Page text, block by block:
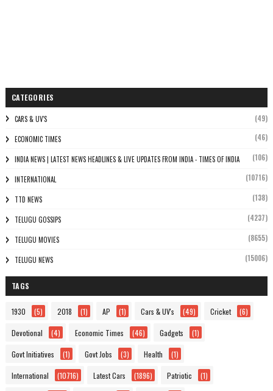
CATEGORIES
CARS & UV'S (49)
ECONOMIC TIMES (46)
INDIA NEWS | LATEST NEWS HEADLINES & LIVE UPDATES FROM INDIA - TIMES OF INDIA (106)
INTERNATIONAL (10716)
TTD NEWS (138)
TELUGU GOSSIPS (4237)
TELUGU MOVIES (8655)
TELUGU NEWS (15006)
TAGS
1930 (5) 2018 (1) AP (1) Cars & UV's (49) Cricket (6)
Devotional (4) Economic Times (46) Gadgets (1)
Govt Initiatives (1) Govt Jobs (3) Health (1)
International (10716) Latest Cars (1896) Patriotic (1)